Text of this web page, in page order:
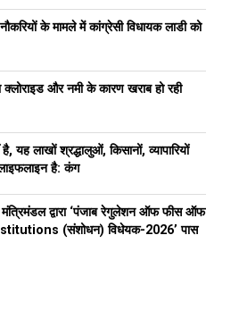
के मामले में कांग्रेसी विधायक लाडी को
क्लोराइड और नमी के कारण खराब हो रही
लाखों श्रद्धालुओं, किसानों, व्यापारियों
है: कंग
द्वारा ‘पंजाब रेगुलेशन ऑफ फीस ऑफ
(संशोधन) विधेयक-2026’ पास